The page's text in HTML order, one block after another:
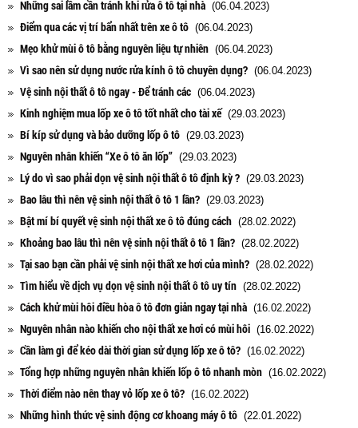
Những sai lầm cần tránh khi rửa ô tô tại nhà (06.04.2023)
Điểm qua các vị trí bẩn nhất trên xe ô tô (06.04.2023)
Mẹo khử mùi ô tô bằng nguyên liệu tự nhiên (06.04.2023)
Vì sao nên sử dụng nước rửa kính ô tô chuyên dụng? (06.04.2023)
Vệ sinh nội thất ô tô ngay - Để tránh các (06.04.2023)
Kinh nghiệm mua lốp xe ô tô tốt nhất cho tài xế (29.03.2023)
Bí kíp sử dụng và bảo dưỡng lốp ô tô (29.03.2023)
Nguyên nhân khiến “Xe ô tô ăn lốp” (29.03.2023)
Lý do vì sao phải dọn vệ sinh nội thất ô tô định kỳ ? (29.03.2023)
Bao lâu thì nên vệ sinh nội thất ô tô 1 lần? (29.03.2023)
Bật mí bí quyết vệ sinh nội thất xe ô tô đúng cách (28.02.2022)
Khoảng bao lâu thì nên vệ sinh nội thất ô tô 1 lần? (28.02.2022)
Tại sao bạn cần phải vệ sinh nội thất xe hơi của mình? (28.02.2022)
Tìm hiểu về dịch vụ dọn vệ sinh nội thất ô tô uy tín (28.02.2022)
Cách khử mùi hôi điều hòa ô tô đơn giản ngay tại nhà (16.02.2022)
Nguyên nhân nào khiến cho nội thất xe hơi có mùi hôi (16.02.2022)
Cần làm gì để kéo dài thời gian sử dụng lốp xe ô tô? (16.02.2022)
Tổng hợp những nguyên nhân khiến lốp ô tô nhanh mòn (16.02.2022)
Thời điểm nào nên thay vỏ lốp xe ô tô? (16.02.2022)
Những hình thức vệ sinh động cơ khoang máy ô tô (22.01.2022)